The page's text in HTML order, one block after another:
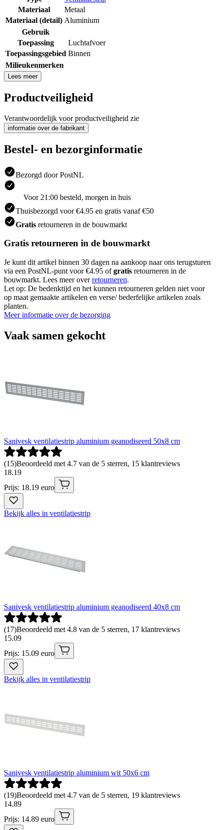
Materiaal
Metaal
Materiaal (detail) Aluminium
Gebruik
Toepassing
Luchtafvoer
Toepassingsgebied Binnen
Milieukenmerken
Lees meer
Productveiligheid
Verantwoordelijk voor productveiligheid zie
informatie over de fabrikant
Bestel- en bezorginformatie
Bezorgd door PostNL
Voor 21:00 besteld, morgen in huis
Thuisbezorgd voor €4.95 en gratis vanaf €50
Gratis retourneren in de bouwmarkt
Gratis retourneren in de bouwmarkt
Je kunt dit artikel binnen 30 dagen na aankoop naar ons terugsturen
via een PostNL-punt voor €4.95 ofgratis retourneren in de
bouwmarkt. Lees meer overretourneren.
Let op: De bedenktijd en het kunnen retourneren gelden niet voor
op maat gemaakte artikelen en verse/ bederfelijke artikelen zoals
planten.
Meer informatie over de bezorging
Vaak samen gekocht
Sanivesk ventilatiestrip aluminium geanodiseerd 50x8 cm
(15)Beoordeeld met 4.7 van de 5 sterren, 15 klantreviews
18.19
Prijs: 18.19 euro
Bekijk alles in ventilatiestrip
Sanivesk ventilatiestrip aluminium geanodiseerd 40x8 cm
(17)Beoordeeld met 4.8 van de 5 sterren, 17 klantreviews
15.09
Prijs: 15.09 euro
Bekijk alles in ventilatiestrip
Sanivesk ventilatiestrip aluminium wit 50x6 cm
(19)Beoordeeld met 4.7 van de 5 sterren, 19 klantreviews
14.89
Prijs: 14.89 euro